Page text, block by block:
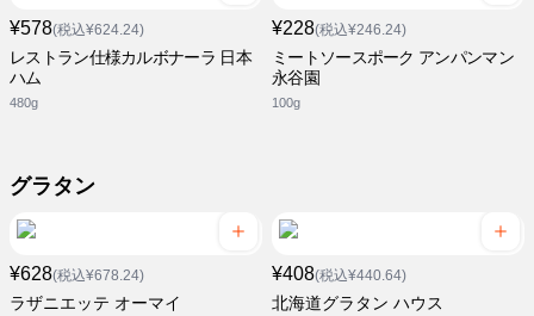
¥578(税込¥624.24)
レストラン仕様カルボナーラ 日本
ハム
480g
¥228(税込¥246.24)
ミートソースポーク アンパンマン
永谷園
100g
グラタン
¥628(税込¥678.24)
ラザニエッテ オーマイ
¥408(税込¥440.64)
北海道グラタン ハウス